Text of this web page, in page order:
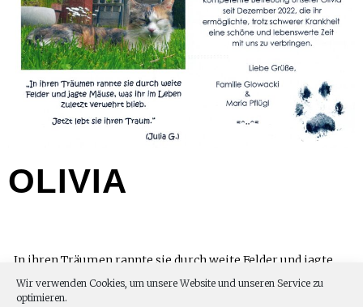
Wir verwenden Cookies, um unsere Website und unseren Service zu
optimieren.
OLIVIA
„In ihren Träumen rannte sie durch weite Felder und jagte
Mäuse, was ihr im Leben zuletzt verwehrt blieb.“ (Julia G.)